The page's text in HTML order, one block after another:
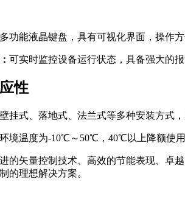
功能液晶键盘，具有可视化界面，操作
可实时监控设备运行状态，具备强大的
性
挂式、落地式、法兰式等多种安装方式
境温度为-10℃～50℃，40℃以上降额使用
的矢量控制技术、高效的节能表现、卓
的理想解决方案。